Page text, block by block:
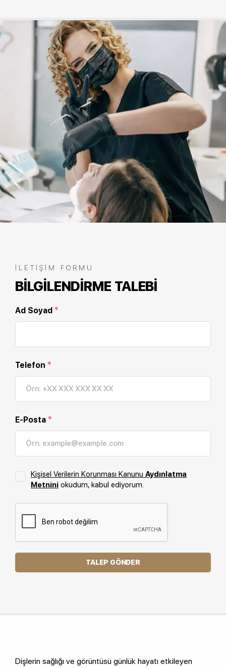
İLETIŞIM FORMU
BILGILENDIRME TALEBI
Ad Soyad *
Telefon *
E-Posta *
Kişisel Verilerin Korunması Kanunu Aydınlatma
Metnini okudum, kabul ediyorum.
TALEP GÖNDER
Dişlerin sağlığı ve görüntüsü günlük hayatı etkileyen